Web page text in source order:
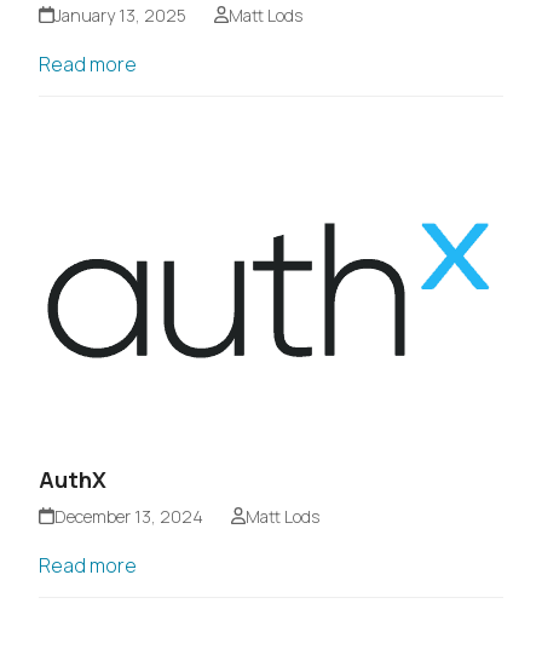
January 13, 2025 Matt Lods
Read more
AuthX
December 13, 2024 Matt Lods
Read more